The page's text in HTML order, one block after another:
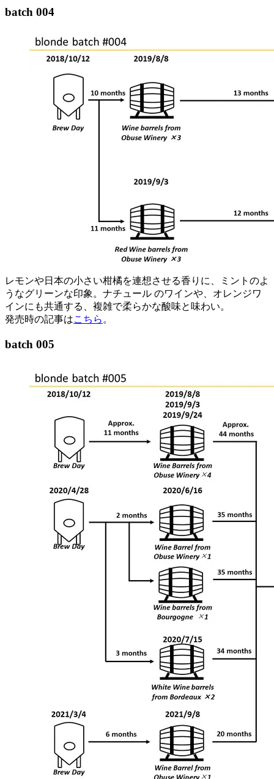
batch 004
レモンや日本の小さい柑橘を連想させる香りに、ミントのよ
うなグリーンな印象。ナチュール のワインや、オレンジワ
インにも共通する、複雑で柔らかな酸味と味わい。
発売時の記事はこちら。
batch 005